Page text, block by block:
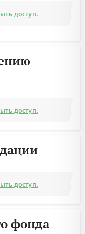
доступ.
доступ.
доступ.
фонда